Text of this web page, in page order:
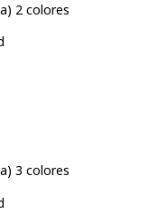
2 colores
3 colores